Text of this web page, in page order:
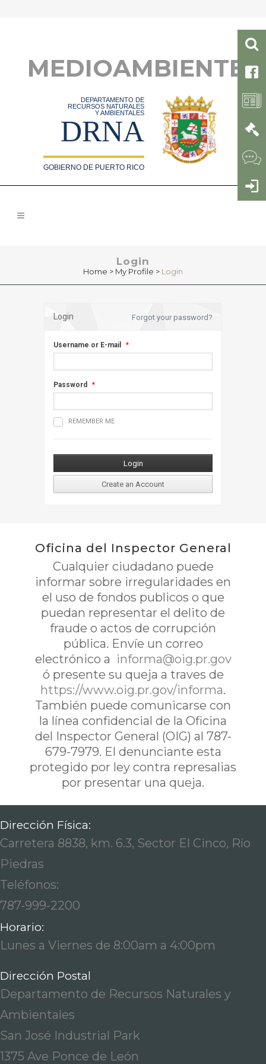
MEDIOAMBIENTE
DEPARTAMENTO DE
RECURSOS NATURALES
Y AMBIENTALES
DRNA
GOBIERNO DE PUERTO RICO
Login
Home > My Profile > Login
Login Forgot your password?
Username or E-mail *
Password *
REMEMBER ME
Oficina del Inspector General
Cualquier ciudadano puede
informar sobre irregularidades en
el uso de fondos publicos o que
puedan representar el delito de
fraude o actos de corrupción
pública. Envíe un correo
electrónico a informa@oig.pr.gov
ó presente su queja a traves de
https://www.oig.pr.gov/informa.
También puede comunicarse con
la línea confidencial de la Oficina
del Inspector General (OIG) al 787-
679-7979. El denunciante esta
protegido por ley contra represalias
por presentar una queja.
Dirección Física:
Carretera 8838, km. 6.3, Sector El Cinco, Río
Piedras
Teléfonos:
787-999-2200
Horario:
Lunes a Viernes de 8:00am a 4:00pm
Dirección Postal
Departamento de Recursos Naturales y
Ambientales
San José Industrial Park
1375 Ave Ponce de León